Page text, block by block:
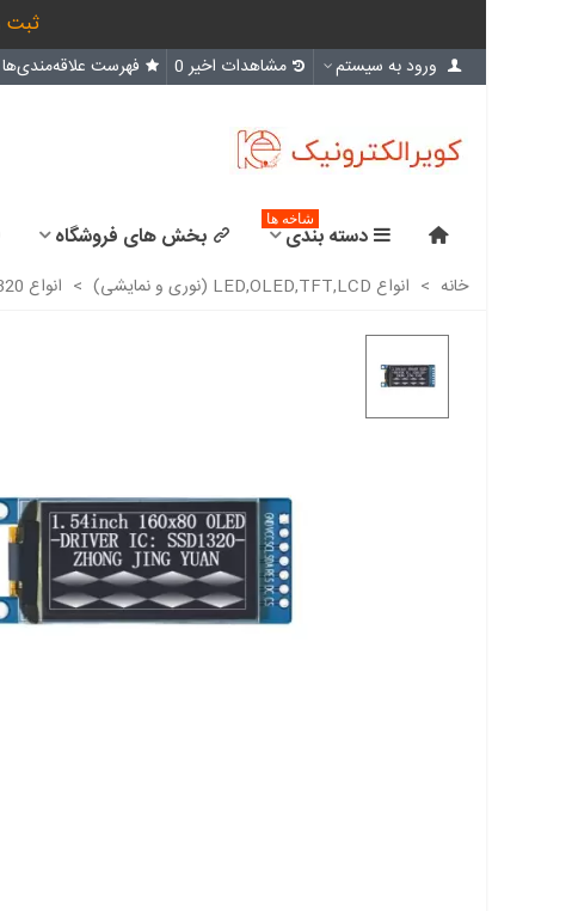
ثبت
ورود به سیستم مشاهدات اخیر 0 فهرست علاقه‌مندی‌ها
دسته بندی
شاخه ها
بخش های فروشگاه
خانه > انواع LED,OLED,TFT,LCD (نوری و نمایشی) > انواع OLED